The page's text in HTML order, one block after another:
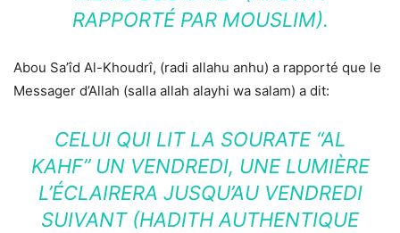
RAPPORTÉ PAR MOUSLIM).
Abou Sa’îd Al-Khoudrî, (radi allahu anhu) a rapporté que le
Messager d’Allah (salla allah alayhi wa salam) a dit:
CELUI QUI LIT LA SOURATE “AL
KAHF” UN VENDREDI, UNE LUMIÈRE
L’ÉCLAIRERA JUSQU’AU VENDREDI
SUIVANT (HADITH AUTHENTIQUE